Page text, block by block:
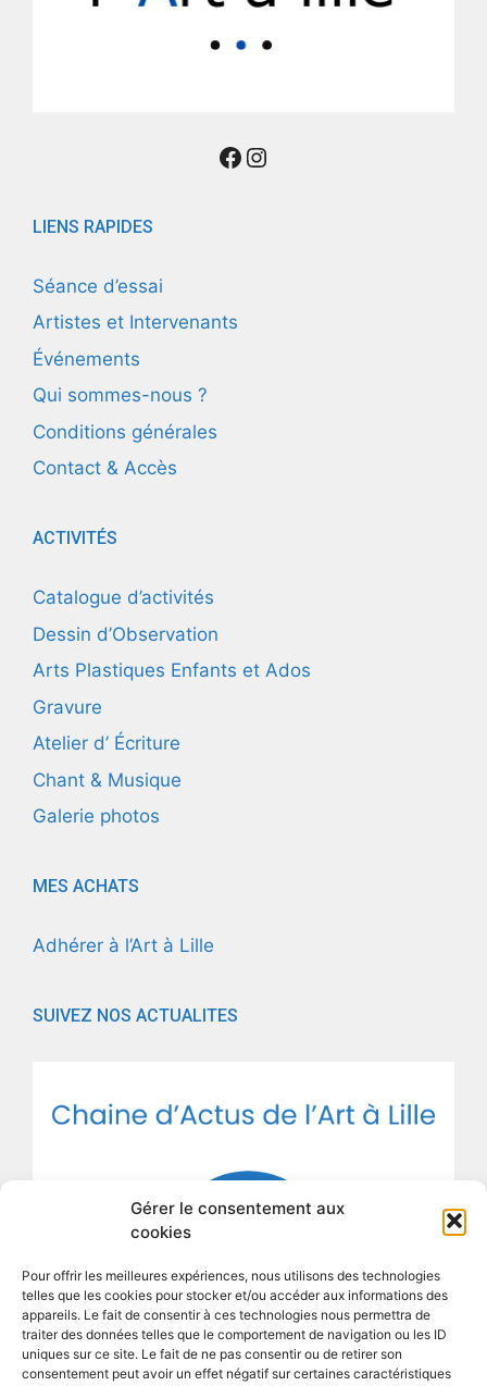
Gérer le consentement aux
cookies
Pour offrir les meilleures expériences, nous utilisons des technologies
telles que les cookies pour stocker et/ou accéder aux informations des
appareils. Le fait de consentir à ces technologies nous permettra de
traiter des données telles que le comportement de navigation ou les ID
uniques sur ce site. Le fait de ne pas consentir ou de retirer son
consentement peut avoir un effet négatif sur certaines caractéristiques
Suivez nousInstagram
LIENS RAPIDES
Séance d’essai
Artistes et Intervenants
Événements
Qui sommes-nous ?
Conditions générales
Contact & Accès
ACTIVITÉS
Catalogue d’activités
Dessin d’Observation
Arts Plastiques Enfants et Ados
Gravure
Atelier d’ Écriture
Chant & Musique
Galerie photos
MES ACHATS
Adhérer à l’Art à Lille
SUIVEZ NOS ACTUALITES